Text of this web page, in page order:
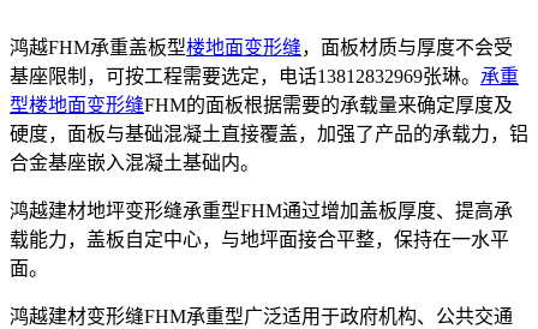
鸿越FHM承重盖板型楼地面变形缝，面板材质与厚度不会受
基座限制，可按工程需要选定，电话13812832969张琳。 承重
型楼地面变形缝FHM的面板根据需要的承载量来确定厚度及
硬度，面板与基础混凝土直接覆盖，加强了产品的承载力，铝
合金基座嵌入混凝土基础内。
鸿越建材地坪变形缝承重型FHM通过增加盖板厚度、提高承
载能力，盖板自定中心，与地坪面接合平整，保持在一水平
面。
鸿越建材变形缝FHM承重型广泛适用于政府机构、公共交通